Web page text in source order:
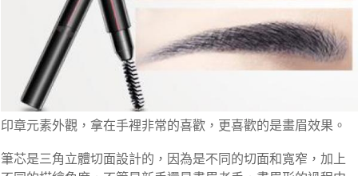
印章元素外觀，拿在手裡非常的喜歡，更喜歡的是畫眉效果。
筆芯是三角立體切面設計的，因為是不同的切面和寬窄，加上